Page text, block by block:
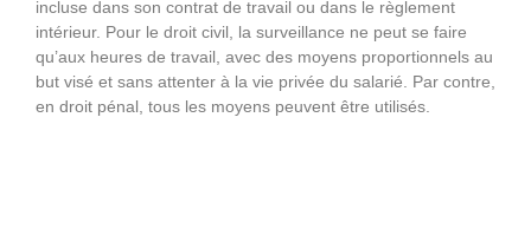
incluse dans son contrat de travail ou dans le règlement
intérieur. Pour le droit civil, la surveillance ne peut se faire
qu’aux heures de travail, avec des moyens proportionnels au
but visé et sans attenter à la vie privée du salarié. Par contre,
en droit pénal, tous les moyens peuvent être utilisés.